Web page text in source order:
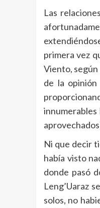
Las
primera vez
Viento, según
de la
innumerables
Ni que decir
había visto
donde pasó
Leng’Uaraz
solos, no